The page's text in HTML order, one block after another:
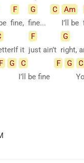
F
fine,
G
fine...
C
Am
I’ll be
it
F
just ain’t
G
right,
F G
C
I’ll be fine
F G
C